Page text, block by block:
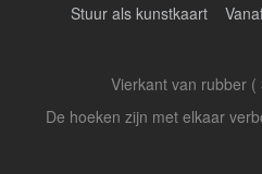
Stuur als kunstkaart
Vierkant van rubber
De hoeken zijn met elkaar